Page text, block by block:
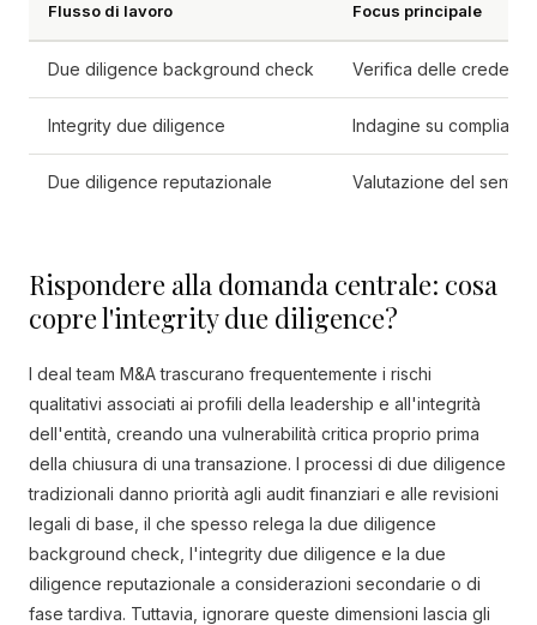
Flusso di lavoro Focus principale
Due diligence background check Verifica delle
Integrity due diligence Indagine su
Due diligence reputazionale Valutazione del
Rispondere alla domanda centrale: cosa
copre l'integrity due diligence?
I deal team M&A trascurano frequentemente i rischi
qualitativi associati ai profili della leadership e all'integrità
dell'entità, creando una vulnerabilità critica proprio prima
della chiusura di una transazione. I processi di due diligence
tradizionali danno priorità agli audit finanziari e alle revisioni
legali di base, il che spesso relega la due diligence
background check, l'integrity due diligence e la due
diligence reputazionale a considerazioni secondarie o di
fase tardiva. Tuttavia, ignorare queste dimensioni lascia gli